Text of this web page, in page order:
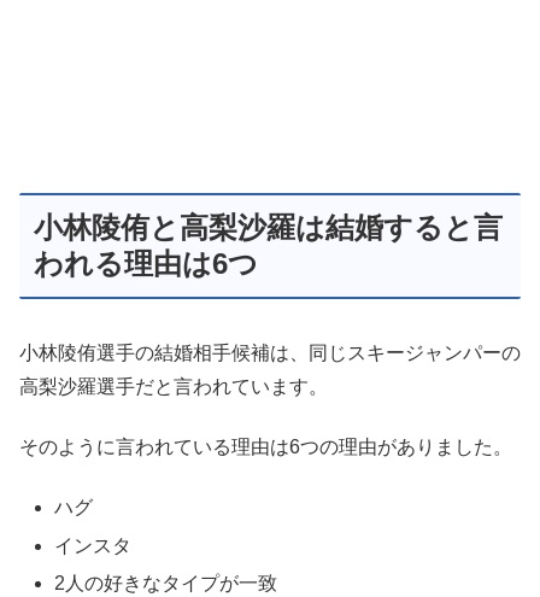
小林陵侑と高梨沙羅は結婚すると言
われる理由は6つ
小林陵侑選手の結婚相手候補は、同じスキージャンパーの
高梨沙羅選手だと言われています。
そのように言われている理由は6つの理由がありました。
ハグ
インスタ
2人の好きなタイプが一致